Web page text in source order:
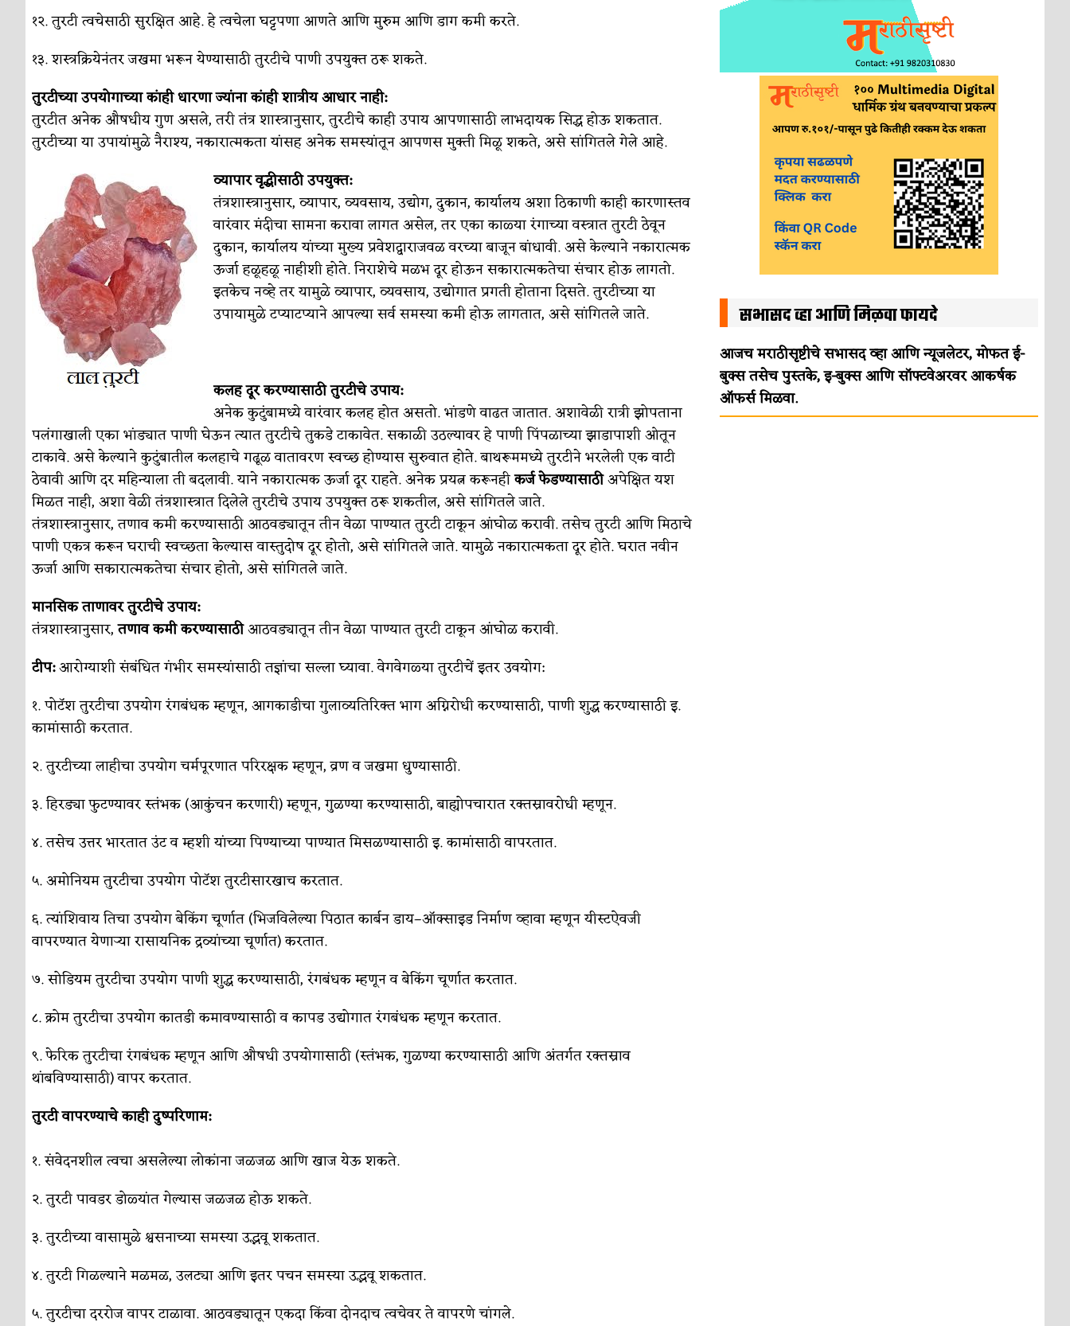
१२. तुरटी त्वचेसाठी सुरक्षित आहे. हे त्वचेला घट्टपणा आणते आणि मुरुम आणि डाग कमी करते.
१३. शस्त्रक्रियेनंतर जखमा भरून येण्यासाठी तुरटीचे पाणी उपयुक्त ठरू शकते.
तुरटीच्या उपयोगाच्या कांही धारणा ज्यांना कांही शात्रीय आधार नाही:
तुरटीत अनेक औषधीय गुण असले, तरी तंत्र शास्त्रानुसार, तुरटीचे काही उपाय आपणासाठी लाभदायक सिद्ध होऊ शकतात.
तुरटीच्या या उपायांमुळे नैराश्य, नकारात्मकता यांसह अनेक समस्यांतून आपणस मुक्ती मिळू शकते, असे सांगितले गेले आहे.
व्यापार वृद्धीसाठी उपयुक्त:
तंत्रशास्त्रानुसार, व्यापार, व्यवसाय, उद्योग, दुकान, कार्यालय अशा ठिकाणी काही कारणास्तव
वारंवार मंदीचा सामना करावा लागत असेल, तर एका काळ्या रंगाच्या वस्त्रात तुरटी ठेवून
दुकान, कार्यालय यांच्या मुख्य प्रवेशद्वाराजवळ वरच्या बाजून बांधावी. असे केल्याने नकारात्मक
ऊर्जा हळूहळू नाहीशी होते. निराशेचे मळभ दूर होऊन सकारात्मकतेचा संचार होऊ लागतो.
इतकेच नव्हे तर यामुळे व्यापार, व्यवसाय, उद्योगात प्रगती होताना दिसते. तुरटीच्या या
उपायामुळे टप्याटप्याने आपल्या सर्व समस्या कमी होऊ लागतात, असे सांगितले जाते.
कलह दूर करण्यासाठी तुरटीचे उपाय:
अनेक कुटुंबामध्ये वारंवार कलह होत असतो. भांडणे वाढत जातात. अशावेळी रात्री झोपताना
पलंगाखाली एका भांड्यात पाणी घेऊन त्यात तुरटीचे तुकडे टाकावेत. सकाळी उठल्यावर हे पाणी पिंपळाच्या झाडापाशी ओतून
टाकावे. असे केल्याने कुटुंबातील कलहाचे गढूळ वातावरण स्वच्छ होण्यास सुरुवात होते. बाथरूममध्ये तुरटीने भरलेली एक वाटी
ठेवावी आणि दर महिन्याला ती बदलावी. याने नकारात्मक ऊर्जा दूर राहते. अनेक प्रयत्न करूनहीकर्ज फेडण्यासाठीअपेक्षित यश
मिळत नाही, अशा वेळी तंत्रशास्त्रात दिलेले तुरटीचे उपाय उपयुक्त ठरू शकतील, असे सांगितले जाते.
तंत्रशास्त्रानुसार, तणाव कमी करण्यासाठी आठवड्यातून तीन वेळा पाण्यात तुरटी टाकून आंघोळ करावी. तसेच तुरटी आणि मिठाचे
पाणी एकत्र करून घराची स्वच्छता केल्यास वास्तुदोष दूर होतो, असे सांगितले जाते. यामुळे नकारात्मकता दूर होते. घरात नवीन
ऊर्जा आणि सकारात्मकतेचा संचार होतो, असे सांगितले जाते.
मानसिक ताणावर तुरटीचे उपाय:
तंत्रशास्त्रानुसार,तणाव कमी करण्यासाठीआठवड्यातून तीन वेळा पाण्यात तुरटी टाकून आंघोळ करावी.
टीप:आरोग्याशी संबंधित गंभीर समस्यांसाठी तज्ञांचा सल्ला घ्यावा. वेगवेगळ्या तुरटीचें इतर उवयोग:
१. पोटॅश तुरटीचा उपयोग रंगबंधक म्हणून, आगकाडीचा गुलाव्यतिरिक्त भाग अग्निरोधी करण्यासाठी, पाणी शुद्ध करण्यासाठी इ.
कामांसाठी करतात.
२. तुरटीच्या लाहीचा उपयोग चर्मपूरणात परिरक्षक म्हणून, व्रण व जखमा धुण्यासाठी.
३. हिरड्या फुटण्यावर स्तंभक (आकुंचन करणारी) म्हणून, गुळण्या करण्यासाठी, बाह्योपचारात रक्तस्रावरोधी म्हणून.
४. तसेच उत्तर भारतात उंट व म्हशी यांच्या पिण्याच्या पाण्यात मिसळण्यासाठी इ. कामांसाठी वापरतात.
५. अमोनियम तुरटीचा उपयोग पोटॅश तुरटीसारखाच करतात.
६. त्यांशिवाय तिचा उपयोग बेकिंग चूर्णात (भिजविलेल्या पिठात कार्बन डाय–ऑक्साइड निर्माण व्हावा म्हणून यीस्टऐवजी
वापरण्यात येणाऱ्या रासायनिक द्रव्यांच्या चूर्णात) करतात.
७. सोडियम तुरटीचा उपयोग पाणी शुद्ध करण्यासाठी, रंगबंधक म्हणून व बेकिंग चूर्णात करतात.
८. क्रोम तुरटीचा उपयोग कातडी कमावण्यासाठी व कापड उद्योगात रंगबंधक म्हणून करतात.
९. फेरिक तुरटीचा रंगबंधक म्हणून आणि औषधी उपयोगासाठी (स्तंभक, गुळण्या करण्यासाठी आणि अंतर्गत रक्तस्राव
थांबविण्यासाठी) वापर करतात.
तुरटी वापरण्याचे काही दुष्परिणाम:
१. संवेदनशील त्वचा असलेल्या लोकांना जळजळ आणि खाज येऊ शकते.
२. तुरटी पावडर डोळ्यांत गेल्यास जळजळ होऊ शकते.
३. तुरटीच्या वासामुळे श्वसनाच्या समस्या उद्भवू शकतात.
४. तुरटी गिळल्याने मळमळ, उलट्या आणि इतर पचन समस्या उद्भवू शकतात.
५. तुरटीचा दररोज वापर टाळावा. आठवड्यातून एकदा किंवा दोनदाच त्वचेवर ते वापरणे चांगले.
सभासद व्हा आणि मिळवा फायदे
आजच मराठीसृष्टीचे सभासद व्हा आणि न्यूजलेटर, मोफत ई-
बुक्स तसेच पुस्तके, इ-बुक्स आणि सॉफ्टवेअरवर आकर्षक
ऑफर्स मिळवा.